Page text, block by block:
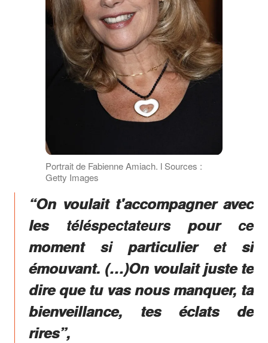
Portrait de Fabienne Amiach. ӏ Sources :
Getty Images
“On voulait t'accompagner avec
les téléspectateurs pour ce
moment si particulier et si
émouvant. (…)On voulait juste te
dire que tu vas nous manquer, ta
bienveillance, tes éclats de
rires”,